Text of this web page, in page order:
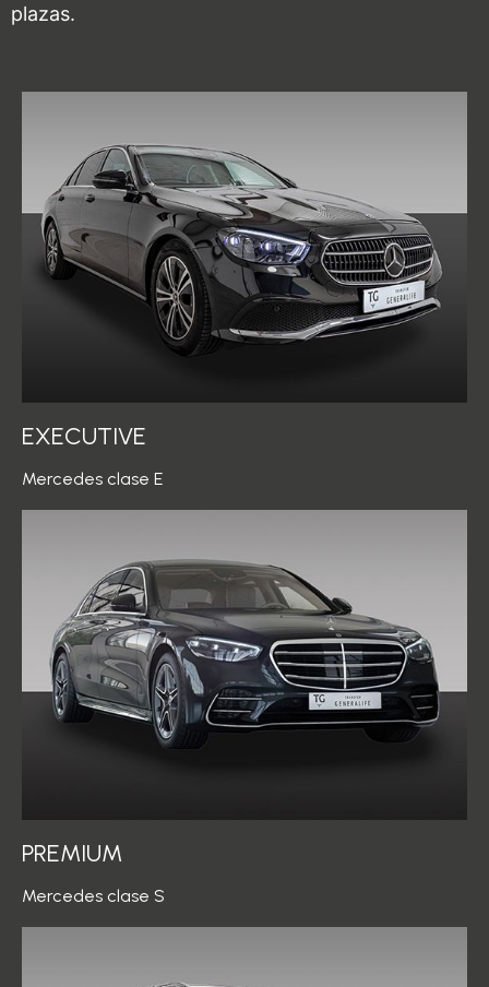
plazas.
EXECUTIVE
Mercedes clase E
PREMIUM
Mercedes clase S